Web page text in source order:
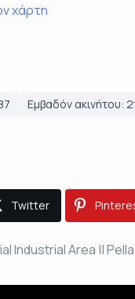
χάρτη
Εμβαδόν ακινήτου:
Twitter
Industrial Area ||